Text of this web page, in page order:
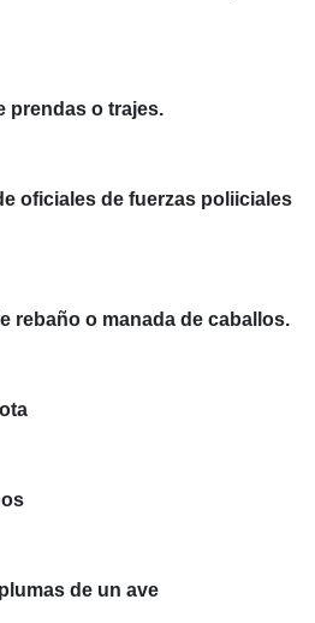
prendas o trajes.
oficiales de fuerzas poliiciales
rebaño o manada de caballos.
de un ave